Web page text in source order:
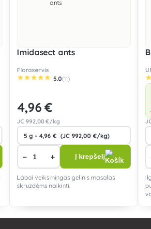
Imidasect ants
Floraservis
5.0(11)
4,96 €
JC992,00 €/kg
− + Į krepšelį
Labai veiksmingas gelinis masalas
skruzdėms naikinti.